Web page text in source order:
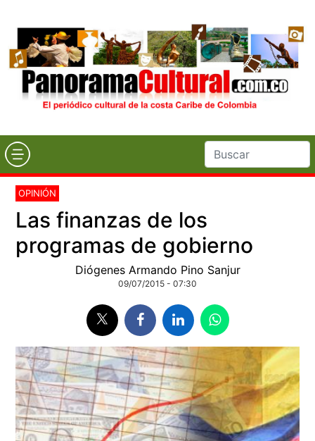
OPINIÓN
Las finanzas de los
programas de gobierno
Diógenes Armando Pino Sanjur
09/07/2015 - 07:30